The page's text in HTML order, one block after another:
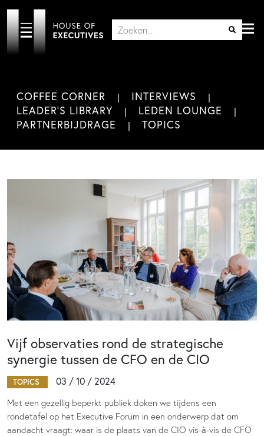
COFFEE CORNER
INTERVIEWS
LEADER'S LIBRARY
LEDEN LOUNGE
PARTNERBIJDRAGE
TOPICS
Vijf observaties rond de strategische
synergie tussen de CFO en de CIO
TOPICS 03 / 10 / 2024
Met een gezellig beperkt publiek doken we tijdens een
rondetafel op het Executive Forum in een onderwerp dat om
aandacht vraagt: waar is de plaats van de CIO vis-à-vis de CFO